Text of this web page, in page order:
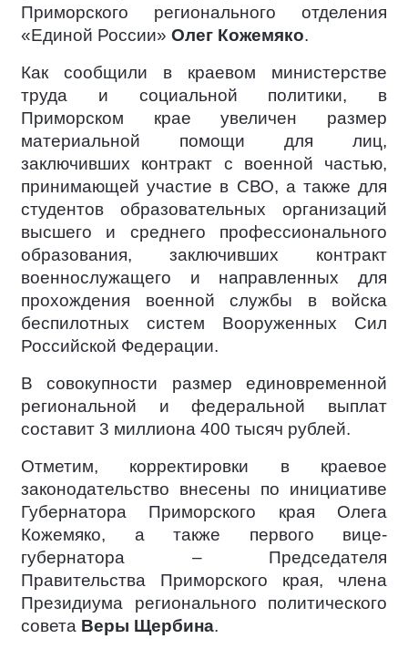
Приморского регионального отделения
«Единой России» Олег Кожемяко.
Как сообщили в краевом министерстве
труда и социальной политики, в
Приморском крае увеличен размер
материальной помощи для лиц,
заключивших контракт с военной частью,
принимающей участие в СВО, а также для
студентов образовательных организаций
высшего и среднего профессионального
образования, заключивших контракт
военнослужащего и направленных для
прохождения военной службы в войска
беспилотных систем Вооруженных Сил
Российской Федерации.
В совокупности размер единовременной
региональной и федеральной выплат
составит 3 миллиона 400 тысяч рублей.
Отметим, корректировки в краевое
законодательство внесены по инициативе
Губернатора Приморского края Олега
Кожемяко, а также первого вице-
губернатора – Председателя
Правительства Приморского края, члена
Президиума регионального политического
совета Веры Щербина.